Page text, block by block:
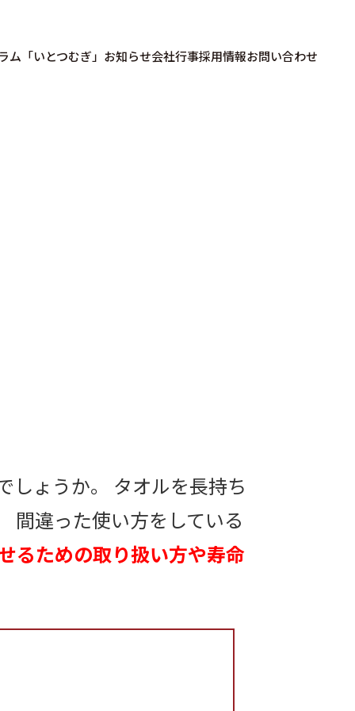
ム「いとつむぎ」 お知らせ会社行事採用情報お問い合わせ
しょうか。 タオルを長持ち
間違った使い方をしている
るための取り扱い方や寿命